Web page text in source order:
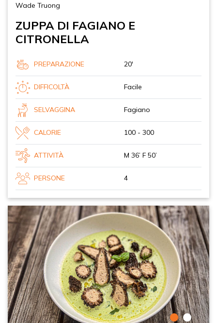
Wade Truong
ZUPPA DI FAGIANO E
CITRONELLA
PREPARAZIONE 20'
DIFFICOLTÀ Facile
SELVAGGINA Fagiano
CALORIE 100 - 300
ATTIVITÀ M 36’ F 50’
PERSONE 4